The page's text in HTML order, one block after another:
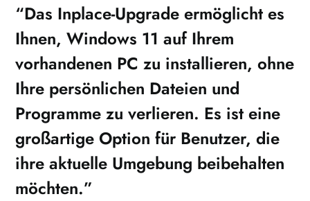
“Das Inplace-Upgrade ermöglicht es
Ihnen, Windows 11 auf Ihrem
vorhandenen PC zu installieren, ohne
Ihre persönlichen Dateien und
Programme zu verlieren. Es ist eine
großartige Option für Benutzer, die
ihre aktuelle Umgebung beibehalten
möchten.”